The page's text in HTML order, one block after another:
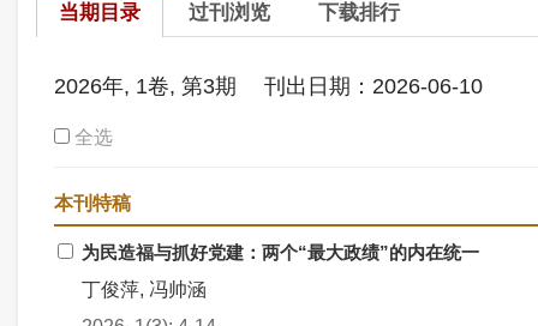
当期目录 过刊浏览 下载排行
2026年, 1卷, 第3期 刊出日期：2026-06-10
全选
本刊特稿
为民造福与抓好党建：两个“最大政绩”的内在统一
丁俊萍, 冯帅涵